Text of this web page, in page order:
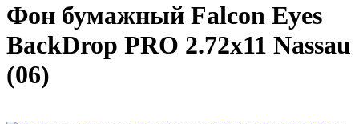
Фон бумажный Falcon Eyes
BackDrop PRO 2.72x11 Nassau
(06)